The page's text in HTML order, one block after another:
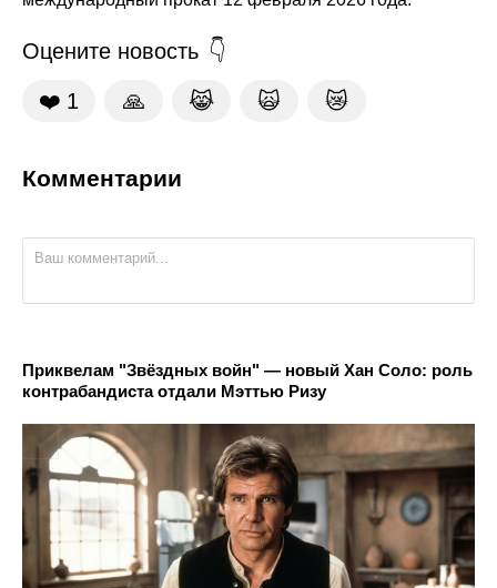
Оцените новость
❤️ 1 🙏 😹 🙀 😿
Комментарии
Приквелам "Звёздных войн" — новый Хан Соло: роль
контрабандиста отдали Мэттью Ризу